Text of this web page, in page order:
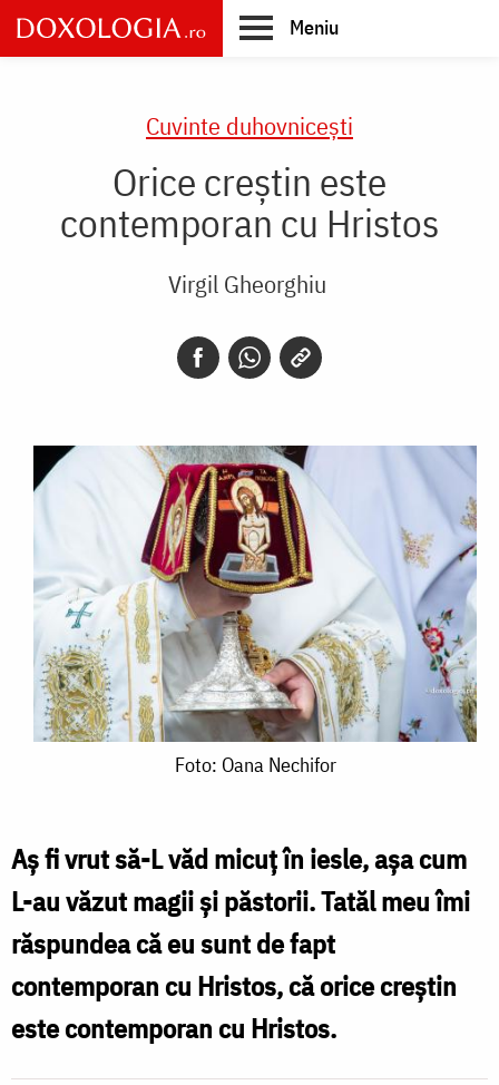
Skip
to
main
Meniu
Cuvinte duhovnicești
Orice creștin este
contemporan cu Hristos
Virgil Gheorghiu
Foto: Oana Nechifor
Aș fi vrut să-L văd micuț în iesle, așa cum
L-au văzut magii și păstorii. Tatăl meu îmi
răspundea că eu sunt de fapt
contemporan cu Hristos, că orice creștin
este contemporan cu Hristos.